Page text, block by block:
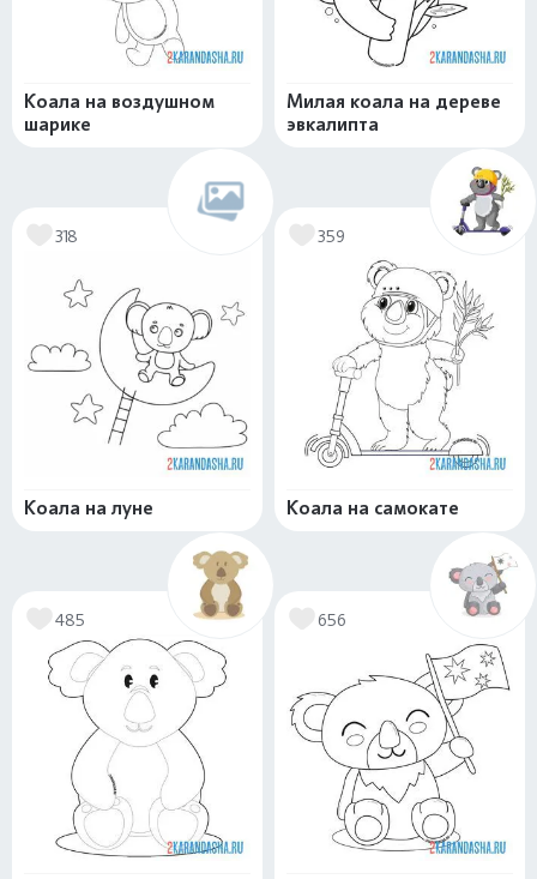
Коала на воздушном
шарике
Милая коала на дереве
эвкалипта
318
Коала на луне
359
Коала на самокате
485 656